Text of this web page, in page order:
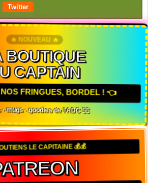
Twitter
🔥 NOUVEAU 🔥
BOUTIQUE
CAPTAIN
FRINGUES, BORDEL ! 👈
· mugs · goodies de l'ADC 🏴‍☠️
LE CAPITAINE 💰💰